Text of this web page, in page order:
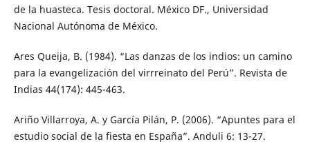
de la huasteca. Tesis doctoral. México DF., Universidad
Nacional Autónoma de México.
Ares Queija, B. (1984). “Las danzas de los indios: un camino
para la evangelización del virrreinato del Perú”. Revista de
Indias 44(174): 445-463.
Ariño Villarroya, A. y García Pilán, P. (2006). “Apuntes para el
estudio social de la fiesta en España”. Anduli 6: 13-27.